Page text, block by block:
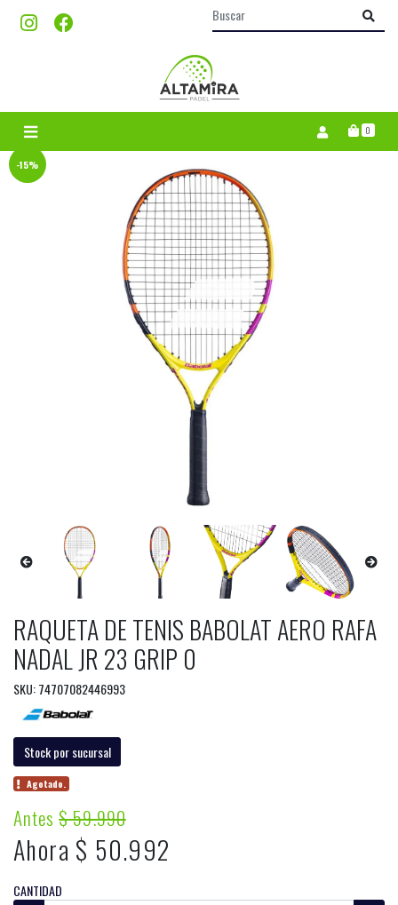
0
-15%
RAQUETA DE TENIS BABOLAT AERO RAFA
NADAL JR 23 GRIP 0
SKU: 74707082446993
Stock por sucursal
Agotado.
Antes$ 59.990
Ahora $ 50.992
CANTIDAD